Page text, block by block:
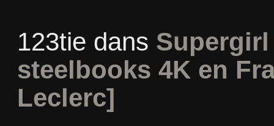
123tie dans
steelbooks 4K en
Leclerc]